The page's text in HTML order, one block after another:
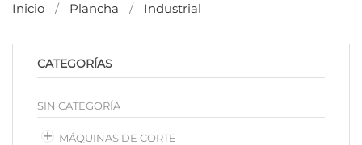
Inicio Plancha Industrial
CATEGORÍAS
SIN CATEGORÍA
MÁQUINAS DE CORTE